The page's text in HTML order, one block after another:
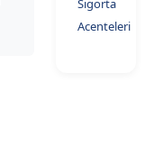
Sigorta
Acenteleri